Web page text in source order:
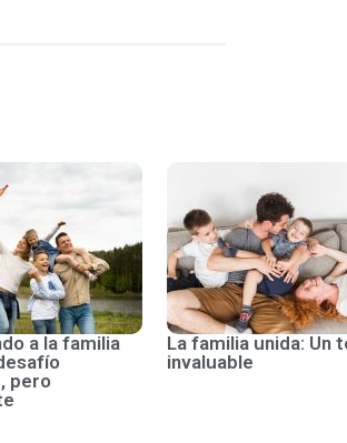
a la familia
pero
La familia unida: Un
invaluable